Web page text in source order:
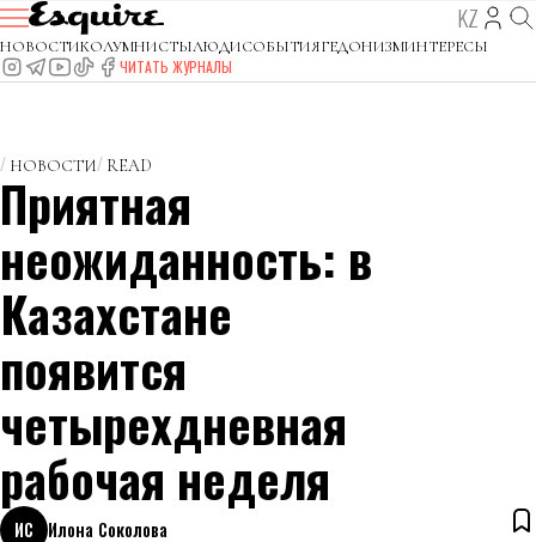
KZ
НОВОСТИКОЛУМНИСТЫЛЮДИСОБЫТИЯГЕДОНИЗМИНТЕРЕСЫ
ЧИТАТЬ ЖУРНАЛЫ
НОВОСТИ READ
Приятная
неожиданность: в
Казахстане
появится
четырехдневная
рабочая неделя
ИС
Илона Соколова